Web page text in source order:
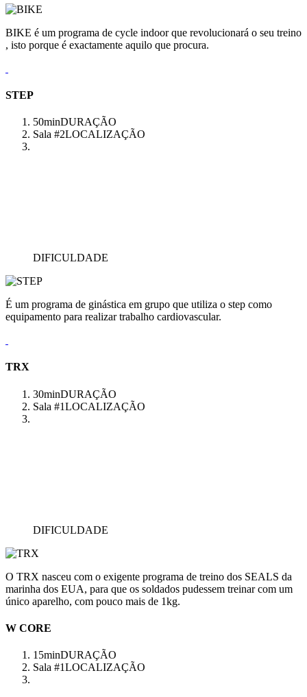
BIKE é um programa de cycle indoor que revolucionará o seu treino
, isto porque é exactamente aquilo que procura.
STEP
50minDURAÇÃO
Sala #2LOCALIZAÇÃO
DIFICULDADE
É um programa de ginástica em grupo que utiliza o step como
equipamento para realizar trabalho cardiovascular.
TRX
30minDURAÇÃO
Sala #1LOCALIZAÇÃO
DIFICULDADE
O TRX nasceu com o exigente programa de treino dos SEALS da
marinha dos EUA, para que os soldados pudessem treinar com um
único aparelho, com pouco mais de 1kg.
W CORE
15minDURAÇÃO
Sala #1LOCALIZAÇÃO